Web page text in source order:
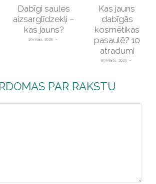
Dabīgi saules
aizsarglīdzekļi –
kas jauns?
19 maijs, 2023
Kas jauns
dabīgās
kosmētikas
pasaulē? 10
atradumi
09 Marts, 2023
PAR RAKSTU